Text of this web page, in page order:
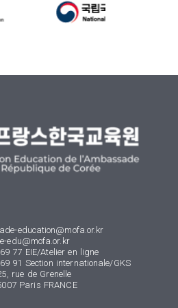
education@mofa.or.kr
edu@mofa.or.kr
77 EIE/Atelier en ligne
91 Section internationale/GKS
rue de Grenelle
Paris FRANCE